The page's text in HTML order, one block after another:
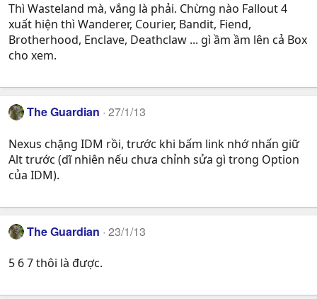
Thì Wasteland mà, vắng là phải. Chừng nào Fallout 4
xuất hiện thì Wanderer, Courier, Bandit, Fiend,
Brotherhood, Enclave, Deathclaw ... gì ầm ầm lên cả Box
cho xem.
The Guardian 27/1/13
Nexus chặng IDM rồi, trước khi bấm link nhớ nhấn giữ
Alt trước (dĩ nhiên nếu chưa chỉnh sửa gì trong Option
của IDM).
The Guardian 23/1/13
5 6 7 thôi là được.